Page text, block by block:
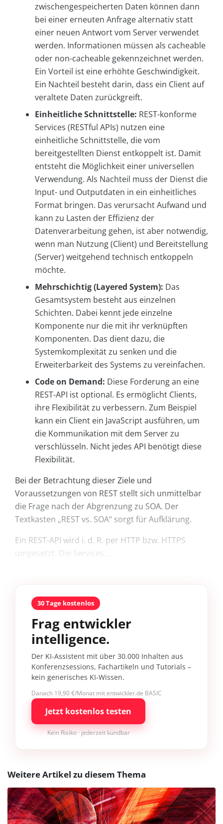
zwischengespeicherten Daten können dann
bei einer erneuten Anfrage alternativ statt
einer neuen Antwort vom Server verwendet
werden. Informationen müssen als cacheable
oder non-cacheable gekennzeichnet werden.
Ein Vorteil ist eine erhöhte Geschwindigkeit.
Ein Nachteil besteht darin, dass ein Client auf
veraltete Daten zurückgreift.
Einheitliche Schnittstelle: REST-konforme
Services (RESTful APIs) nutzen eine
einheitliche Schnittstelle, die vom
bereitgestellten Dienst entkoppelt ist. Damit
entsteht die Möglichkeit einer universellen
Verwendung. Als Nachteil muss der Dienst die
Input- und Outputdaten in ein einheitliches
Format bringen. Das verursacht Aufwand und
kann zu Lasten der Effizienz der
Datenverarbeitung gehen, ist aber notwendig,
wenn man Nutzung (Client) und Bereitstellung
(Server) weitgehend technisch entkoppeln
möchte.
Mehrschichtig (Layered System): Das
Gesamtsystem besteht aus einzelnen
Schichten. Dabei kennt jede einzelne
Komponente nur die mit ihr verknüpften
Komponenten. Das dient dazu, die
Systemkomplexität zu senken und die
Erweiterbarkeit des Systems zu vereinfachen.
Code on Demand: Diese Forderung an eine
REST-API ist optional. Es ermöglicht Clients,
ihre Flexibilität zu verbessern. Zum Beispiel
kann ein Client ein JavaScript ausführen, um
die Kommunikation mit dem Server zu
verschlüsseln. Nicht jedes API benötigt diese
Flexibilität.
Bei der Betrachtung dieser Ziele und
Voraussetzungen von REST stellt sich unmittelbar
die Frage nach der Abgrenzung zu SOA. Der
Textkasten „REST vs. SOA“ sorgt für Aufklärung.
Ein REST-API wird i. d. R. per HTTP bzw. HTTPS
umgesetzt. Die Services...
30 Tage kostenlos
Frag entwickler
intelligence.
Der KI-Assistent mit über 30.000 Inhalten aus
Konferenzsessions, Fachartikeln und Tutorials –
kein generisches KI-Wissen.
Danach 19,90 €/Monat mit entwickler.de BASIC
Jetzt kostenlos testen
Kein Risiko · jederzeit kündbar
Weitere Artikel zu diesem Thema